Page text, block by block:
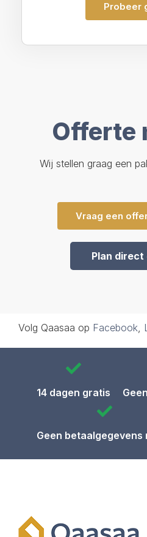
Probeer
Offerte
Wij stellen graag een
Vraag een
Plan direct
Volg Qaasaa op Facebook,
14 dagen gratis
Geen betaalgegevens